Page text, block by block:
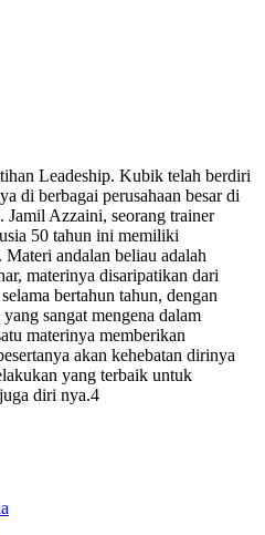
Leadeship. Kubik telah berdiri
di berbagai perusahaan besar di
Jamil Azzaini, seorang trainer
50 tahun ini memiliki
andalan beliau adalah
materinya disaripatikan dari
bertahun tahun, dengan
sangat mengena dalam
materinya memberikan
akan kehebatan dirinya
yang terbaik untuk
diri nya.4